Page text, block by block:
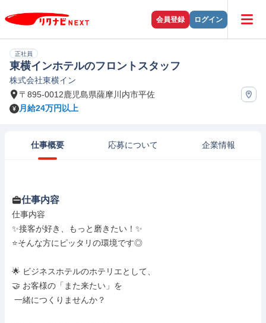
会員登録 ログイン
正社員
東横インホテルのフロントスタッフ
株式会社東横イン
〒895-0012鹿児島県薩摩川内市平佐
月給24万円以上
仕事概要 応募について 企業情報
仕事内容
仕事内容
✨接客が好き、もっと磨きたい！✨
⭐そんな方にピッタリの環境です◎
🌟 ビジネスホテルのホテリエとして、
🤝 お客様の「また来たい」を